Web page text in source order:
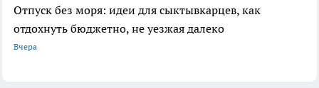
Отпуск без моря: идеи для сыктывкарцев, как
отдохнуть бюджетно, не уезжая далеко
Вчера